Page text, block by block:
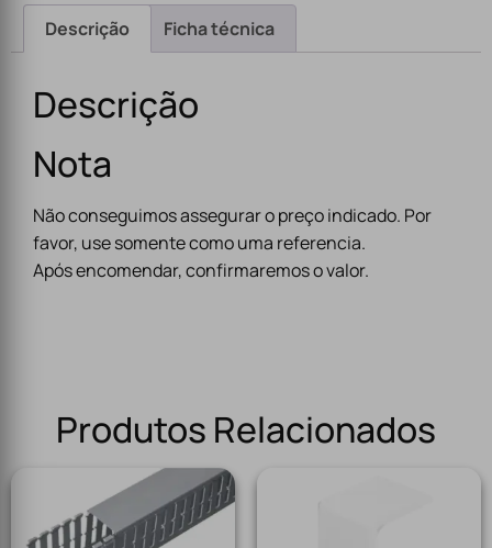
Descrição Ficha técnica
Descrição
Nota
Não conseguimos assegurar o preço indicado. Por
favor, use somente como uma referencia.
Após encomendar, confirmaremos o valor.
Produtos Relacionados